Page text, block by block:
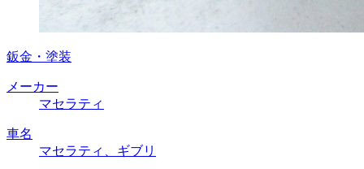
鈑金・塗装
メーカー
マセラティ
車名
マセラティ、ギブリ